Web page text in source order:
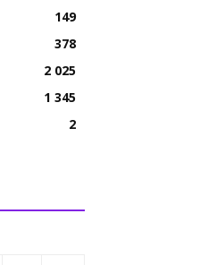
149
378
2 025
1 345
2